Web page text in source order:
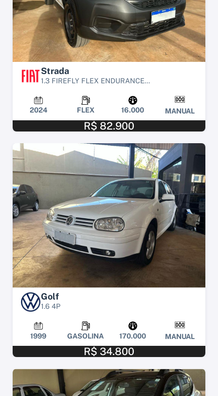
Strada
1.3 FIREFLY FLEX ENDURANCE...
2024 FLEX 16.000 MANUAL
R$ 82.900
Golf
1.6 4P
1999 GASOLINA 170.000 MANUAL
R$ 34.800